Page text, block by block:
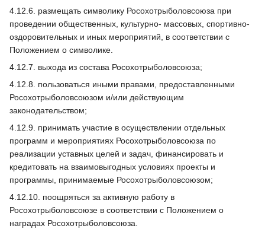
4.12.6. размещать символику Росохотрыболовсоюза при
проведении общественных, культурно- массовых, спортивно-
оздоровительных и иных мероприятий, в соответствии с
Положением о символике.
4.12.7. выхода из состава Росохотрыболовсоюза;
4.12.8. пользоваться иными правами, предоставленными
Росохотрыболовсоюзом и/или действующим
законодательством;
4.12.9. принимать участие в осуществлении отдельных
программ и мероприятиях Росохотрыболовсоюза по
реализации уставных целей и задач, финансировать и
кредитовать на взаимовыгодных условиях проекты и
программы, принимаемые Росохотрыболовсоюзом;
4.12.10. поощряться за активную работу в
Росохотрыболовсоюзе в соответствии с Положением о
наградах Росохотрыболовсоюза.